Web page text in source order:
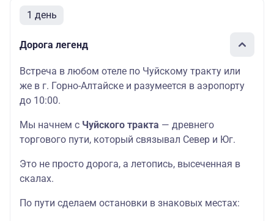
1 день
Дорога легенд
Встреча в любом отеле по Чуйскому тракту или
же в г. Горно-Алтайске и разумеется в аэропорту
до 10:00.
Мы начнем с Чуйского тракта — древнего
торгового пути, который связывал Север и Юг.
Это не просто дорога, а летопись, высеченная в
скалах.
По пути сделаем остановки в знаковых местах: